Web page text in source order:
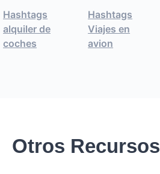
Hashtags
alquiler de
coches
Hashtags
Viajes en
avion
Otros Recursos